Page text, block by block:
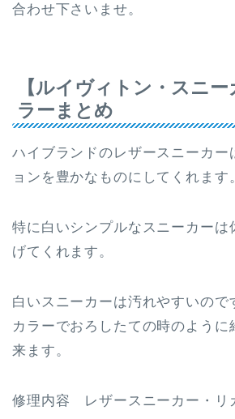
合わせ下さいませ。
【ルイヴィトン・スニ
ラーまとめ
ハイブランドのレザースニーカー
ョンを豊かなものにしてくれます。
特に白いシンプルなスニーカーは
げてくれます。
白いスニーカーは汚れやすいので
カラーでおろしたての時のように
来ます。
修理内容 レザースニーカー・リ